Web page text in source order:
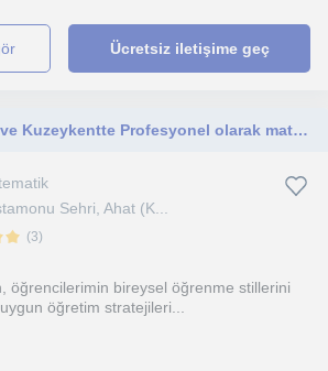
Ücretsiz iletişime geç
Kastamonu merkez ve Kuzeykentte Profesyonel olarak matematik dersleri veriyorum
Sehri, Ahat (K...
(3)
öğrencilerimin bireysel öğrenme stillerini
öğretim stratejileri...